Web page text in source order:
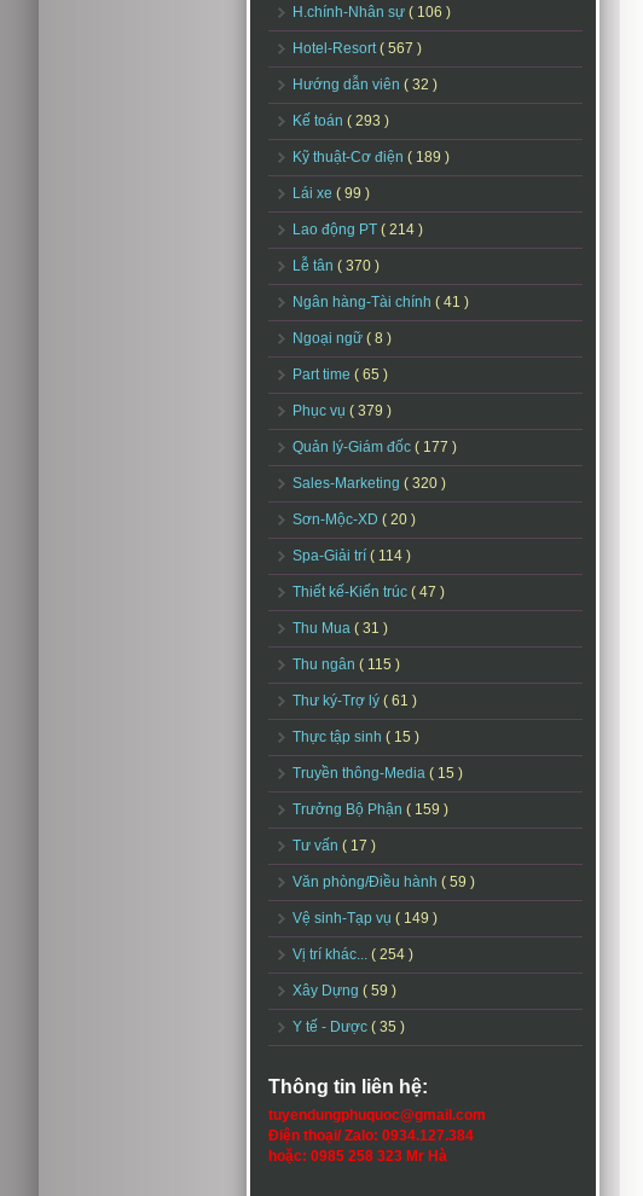
H.chính-Nhân sự ( 106 )
Hotel-Resort( 567 )
Hướng dẫn viên ( 32 )
Kế toán ( 293 )
Kỹ thuật-Cơ điện ( 189 )
Lái xe ( 99 )
Lao động PT ( 214 )
Lễ tân ( 370 )
Ngân hàng-Tài chính ( 41 )
Ngoại ngữ ( 8 )
Part time ( 65 )
Phục vụ ( 379 )
Quản lý-Giám đốc ( 177 )
Sales-Marketing ( 320 )
Sơn-Mộc-XD ( 20 )
Spa-Giải trí ( 114 )
Thiết kế-Kiến trúc ( 47 )
Thu Mua ( 31 )
Thu ngân ( 115 )
Thư ký-Trợ lý ( 61 )
Thực tập sinh ( 15 )
Truyền thông-Media ( 15 )
Trưởng Bộ Phận ( 159 )
Tư vấn ( 17 )
Văn phòng/Điều hành ( 59 )
Vệ sinh-Tạp vụ ( 149 )
Vị trí khác... ( 254 )
Xây Dựng ( 59 )
Y tế - Dược ( 35 )
Thông tin liên hệ:
tuyendungphuquoc@gmail.com
Điện thoại/ Zalo: 0934.127.384
hoặc: 0985 258 323 Mr Hà